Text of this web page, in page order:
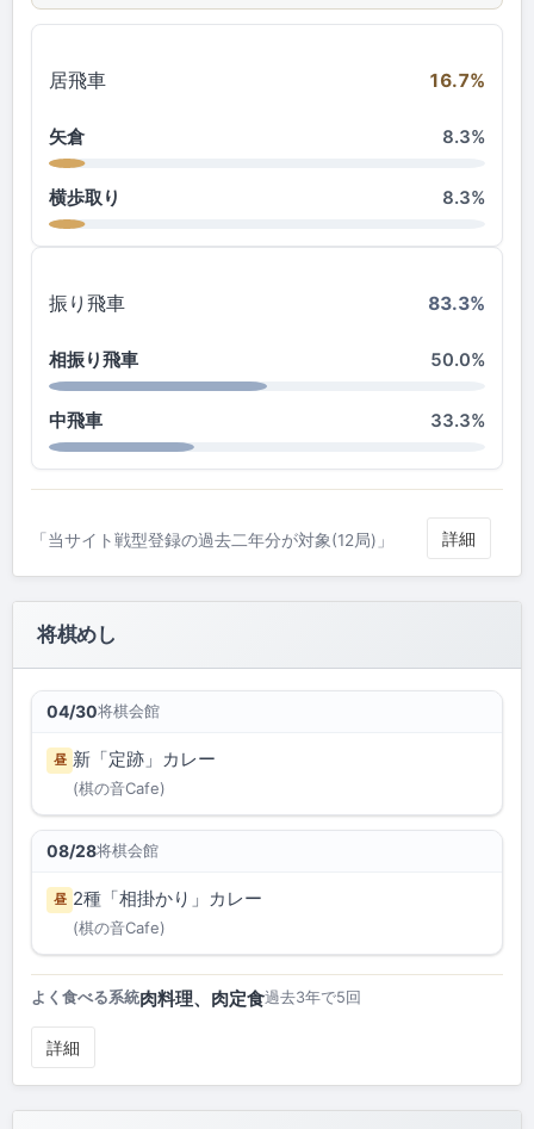
居飛車 16.7%
矢倉 8.3%
横歩取り 8.3%
振り飛車 83.3%
相振り飛車 50.0%
中飛車 33.3%
「当サイト戦型登録の過去二年分が対象(12局)」 詳細
将棋めし
04/30将棋会館
昼 新「定跡」カレー
(棋の音Cafe)
08/28将棋会館
昼 2種「相掛かり」カレー
(棋の音Cafe)
よく食べる系統肉料理、肉定食過去3年で5回
詳細